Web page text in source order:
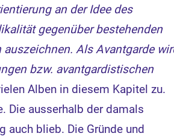
an der Idee des
gegenüber bestehenden
Als Avantgarde
bzw. avantgardistischen
Alben in diesem Kapitel zu.
Die ausserhalb der damals
auch blieb. Die Gründe und